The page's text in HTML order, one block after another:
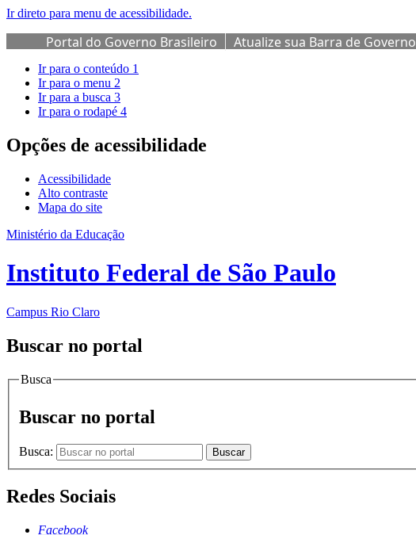
Ir direto para menu de acessibilidade.
Portal do Governo Brasileiro Atualize sua Barra de Governo
Ir para o conteúdo 1
Ir para o menu 2
Ir para a busca 3
Ir para o rodapé 4
Opções de acessibilidade
Acessibilidade
Alto contraste
Mapa do site
Ministério da Educação
Instituto Federal de São Paulo
Campus Rio Claro
Buscar no portal
Busca
Buscar no portal
Busca: Buscar
Redes Sociais
Facebook